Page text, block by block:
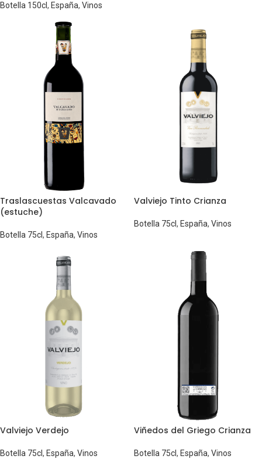
Botella 150cl, España, Vinos
Traslascuestas Valcavado
(estuche)
Botella 75cl, España, Vinos
Valviejo Tinto Crianza
Botella 75cl, España, Vinos
Valviejo Verdejo
Botella 75cl, España, Vinos
Viñedos del Griego Crianza
Botella 75cl, España, Vinos